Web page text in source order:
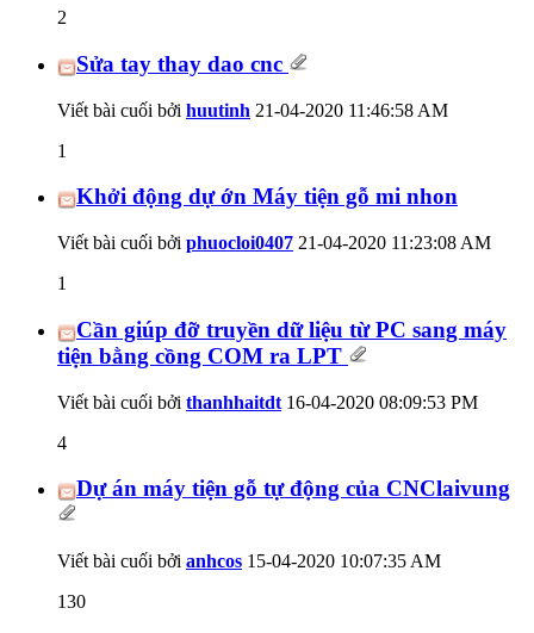
2
Sửa tay thay dao cnc
Viết bài cuối bởi huutinh 21-04-2020 11:46:58 AM
1
Khởi động dự ớn Máy tiện gỗ mi nhon
Viết bài cuối bởi phuocloi0407 21-04-2020 11:23:08 AM
1
Cần giúp đỡ truyền dữ liệu từ PC sang máy
tiện bằng cồng COM ra LPT
Viết bài cuối bởi thanhhaitdt 16-04-2020 08:09:53 PM
4
Dự án máy tiện gỗ tự động của CNClaivung
Viết bài cuối bởi anhcos 15-04-2020 10:07:35 AM
130